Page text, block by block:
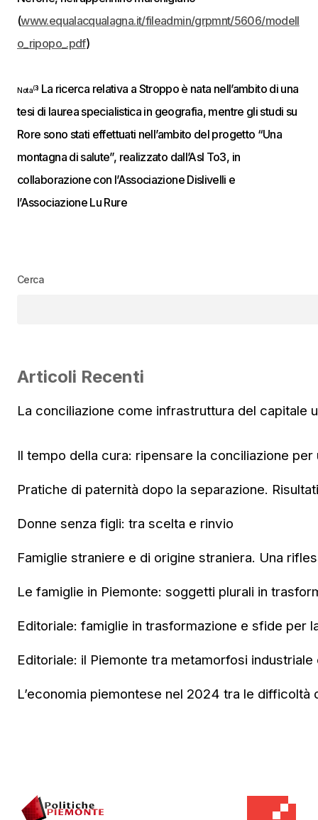
(www.equalacqualagna.it/fileadmin/grpmnt/5606/modell
o_ripopo_.pdf)
Nota(3) La ricerca relativa a Stroppo è nata nell’ambito di una
tesi di laurea specialistica in geografia, mentre gli studi su
Rore sono stati effettuati nell’ambito del progetto “Una
montagna di salute”, realizzato dall’Asl To3, in
collaborazione con l’Associazione Dislivelli e
l’Associazione Lu Rure
Cerca
Articoli Recenti
La conciliazione come infrastruttura del capitale
Il tempo della cura: ripensare la conciliazione per
Pratiche di paternità dopo la separazione.
Donne senza figli: tra scelta e rinvio
Famiglie straniere e di origine straniera. Una
Le famiglie in Piemonte: soggetti plurali in
Editoriale: famiglie in trasformazione e sfide per
Editoriale: il Piemonte tra metamorfosi
L’economia piemontese nel 2024 tra le